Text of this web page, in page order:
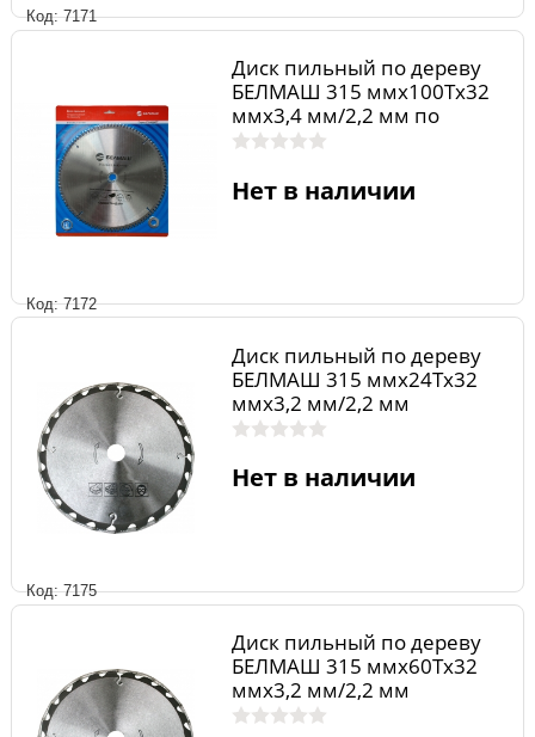
Код: 7171
Код: 7172
Диск пильный по дереву
БЕЛМАШ 315 ммх100Тх32
ммх3,4 мм/2,2 мм по
ламинату
Нет в наличии
Код: 7175
Диск пильный по дереву
БЕЛМАШ 315 ммх24Тх32
ммх3,2 мм/2,2 мм
Нет в наличии
Диск пильный по дереву
БЕЛМАШ 315 ммх60Тх32
ммх3,2 мм/2,2 мм